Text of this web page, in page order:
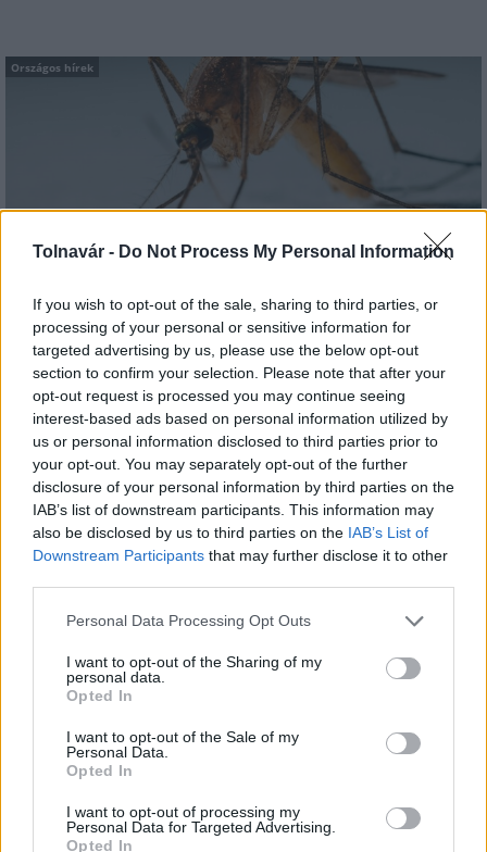
Tolnavár - Do Not Process My Personal Information
If you wish to opt-out of the sale, sharing to third parties, or
processing of your personal or sensitive information for
targeted advertising by us, please use the below opt-out
section to confirm your selection. Please note that after your
opt-out request is processed you may continue seeing
interest-based ads based on personal information utilized by
us or personal information disclosed to third parties prior to
your opt-out. You may separately opt-out of the further
disclosure of your personal information by third parties on the
IAB’s list of downstream participants. This information may
also be disclosed by us to third parties on the IAB’s List of
Downstream Participants that may further disclose it to other
Please note that this website/app uses one or more Google
not limited to your visit or usage behaviour. You may click to
grant or deny consent to Google and its third-party tags to
use your data for below specified purposes in below Google
consent section.
Personal Data Processing Opt Outs
I want to opt-out of the Sharing of my
personal data.
Opted In
I want to opt-out of the Sale of my
Personal Data.
Opted In
I want to opt-out of processing my
Personal Data for Targeted Advertising.
Opted In
Országos hírek
A lakosságra is fontos szerep hárul a szúnyoginvázió
Országos hírek
MAGYAR ÉPÍTŐK